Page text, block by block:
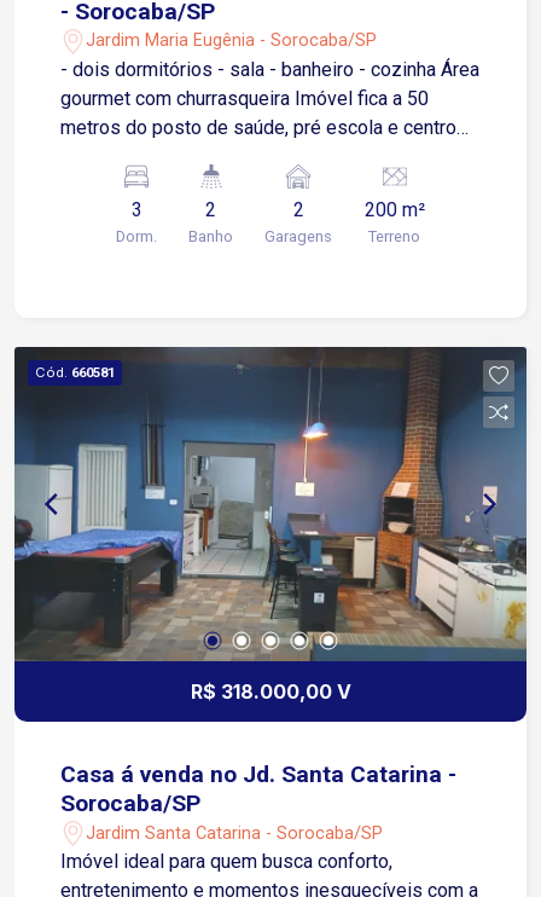
- Sorocaba/SP
Jardim Maria Eugênia - Sorocaba/SP
- dois dormitórios - sala - banheiro - cozinha Área
gourmet com churrasqueira Imóvel fica a 50
metros do posto de saúde, pré escola e centro
dormitórios sala e cozinha
3
Dorm.
2
Banho
2
Garagens
200 m²
Terreno
Cód. 660581
R$ 318.000,00 V
Casa á venda no Jd. Santa Catarina -
Sorocaba/SP
Jardim Santa Catarina - Sorocaba/SP
Imóvel ideal para quem busca conforto,
entretenimento e momentos inesquecíveis com a